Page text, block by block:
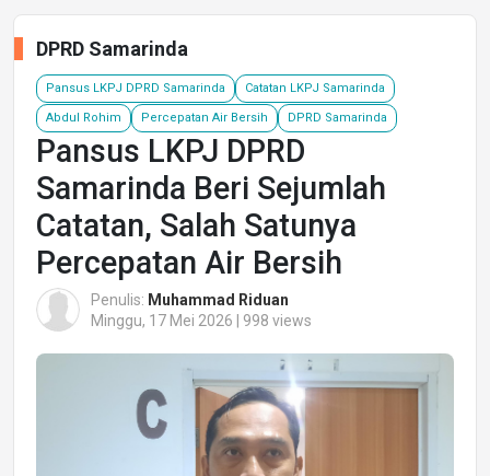
DPRD Samarinda
Pansus LKPJ DPRD Samarinda Catatan LKPJ Samarinda
Abdul Rohim Percepatan Air Bersih DPRD Samarinda
Pansus LKPJ DPRD
Samarinda Beri Sejumlah
Catatan, Salah Satunya
Percepatan Air Bersih
Penulis: Muhammad Riduan
Minggu, 17 Mei 2026 | 998 views